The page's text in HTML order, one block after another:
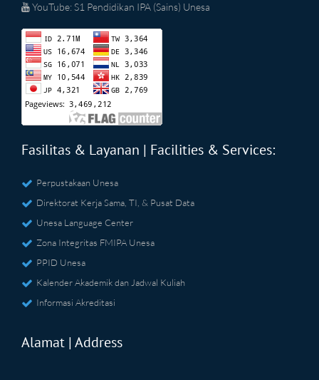
YouTube: S1 Pendidikan IPA (Sains) Unesa
Fasilitas & Layanan | Facilities & Services:
Perpustakaan Unesa
Direktorat Kerja Sama, TI, & Pusat Data
Unesa Language Center
Zona Integritas FMIPA Unesa
PPID Unesa
Kalender Akademik dan Jadwal Kuliah
Informasi Akreditasi
Alamat | Address